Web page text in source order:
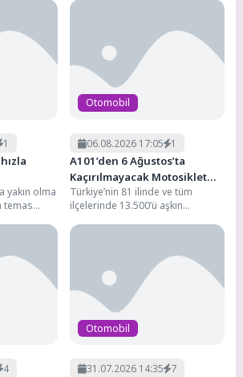
Türkiye’den İşletmelere Özel Finansman
Leasing
1
yakın olma
temas
Otomobil
06.08.2026 17:05 1
A101’den 6 Ağustos’ta
Kaçırılmayacak Motosiklet
Fırsatı
Türkiye’nin 81 ilinde ve tüm
ilçelerinde 13.500’ü aşkın
1.200’den fazla tedarikçisiyle
4
Otomobil
31.07.2026 14:35 7